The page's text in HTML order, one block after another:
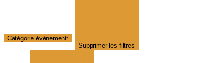
Catégorie évènement:
Supprimer les filtres